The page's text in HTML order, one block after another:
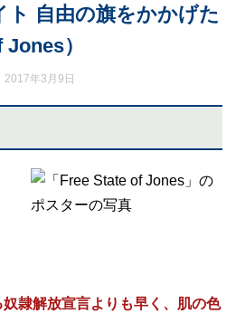
ト 自由の旗をかかげた
）
2017年3月9日
隷解放宣言よりも早く、肌の色